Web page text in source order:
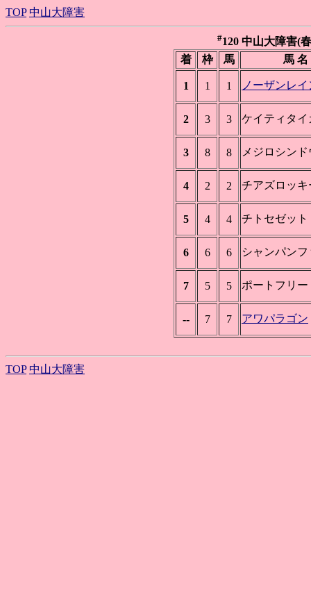
TOP 中山大障害
#120 中山大障害(
着
枠 馬 馬 名
1 1 1 ノーザンレ
2 3 3 ケイティタイ
3 8 8 メジロシンド
4 2 2 チアズロッキ
5 4 4 チトセゼット
6 6 6 シャンパン
7 5 5 ポートフリー
-- 7 7 アワパラゴン
TOP 中山大障害